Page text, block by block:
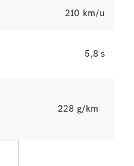
210 km/u
5,8 s
228 g/km